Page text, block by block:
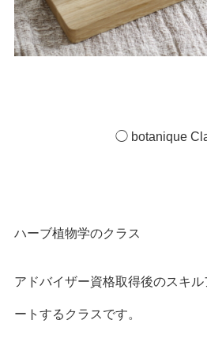
◯ botanique
ハーブ植物学のクラス
アドバイザー資格取得後のスキ
ートするクラスです。